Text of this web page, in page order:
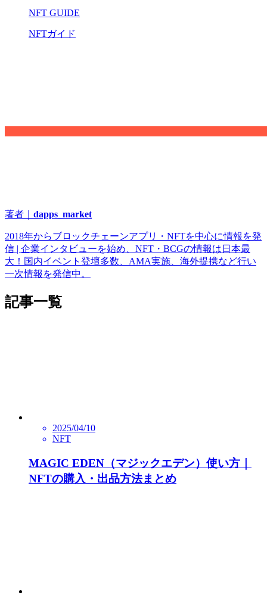
NFT GUIDE
NFTガイド
著者｜ dapps_market
2018年からブロックチェーンアプリ・NFTを中心に情報を発
信 | 企業インタビューを始め、NFT・BCGの情報は日本最
大！国内イベント登壇多数、AMA実施、海外提携など行い
一次情報を発信中。
記事一覧
2025/04/10
NFT
MAGIC EDEN（マジックエデン）使い方｜
NFTの購入・出品方法まとめ